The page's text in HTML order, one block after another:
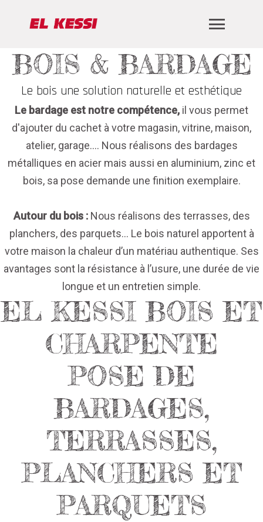
BOIS & BARDAGE
Le bois une solution naturelle et esthétique
Le bardage est notre compétence, il vous permet
d'ajouter du cachet à votre magasin, vitrine, maison,
atelier, garage…. Nous réalisons des bardages
métalliques en acier mais aussi en aluminium, zinc et
bois, sa pose demande une finition exemplaire.
Autour du bois :Nous réalisons des terrasses, des
planchers, des parquets… Le bois naturel apportent à
votre maison la chaleur d’un matériau authentique. Ses
avantages sont la résistance à l’usure, une durée de vie
longue et un entretien simple.
EL KESSI BOIS ET
CHARPENTE
POSE DE
BARDAGES,
TERRASSES,
PLANCHERS ET
PARQUETS